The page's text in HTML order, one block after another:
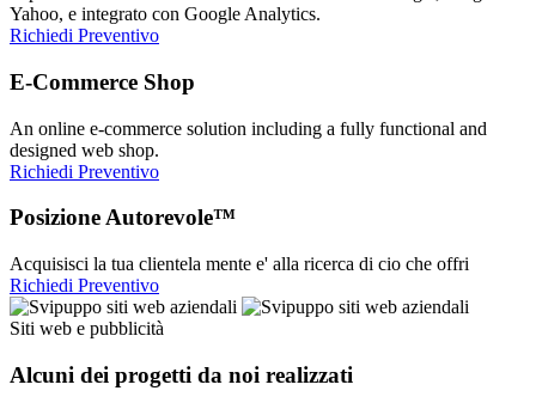
Yahoo, e integrato con Google Analytics.
Richiedi Preventivo
E-Commerce Shop
An online e-commerce solution including a fully functional and
designed web shop.
Richiedi Preventivo
Posizione Autorevole™
Acquisisci la tua clientela mente e' alla ricerca di cio che offri
Richiedi Preventivo
Siti web e pubblicità
Alcuni dei progetti da noi realizzati